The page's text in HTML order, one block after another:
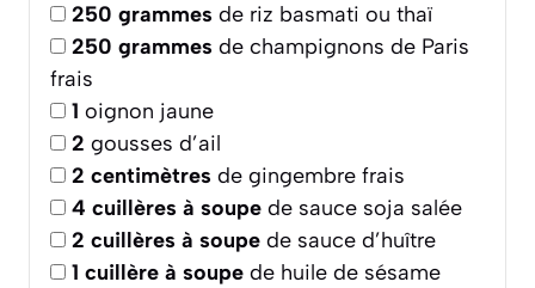
250 grammes de riz basmati ou thaï
250 grammes de champignons de Paris
frais
1 oignon jaune
2 gousses d’ail
2 centimètres de gingembre frais
4 cuillères à soupe de sauce soja salée
2 cuillères à soupe de sauce d’huître
1 cuillère à soupe de huile de sésame